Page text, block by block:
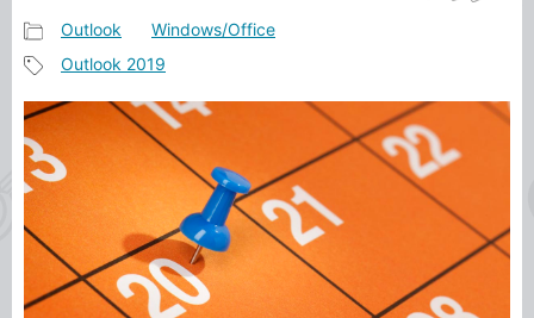
事
カ
ゴ
Outlook Windows/Office
事
グ
Outlook 2019